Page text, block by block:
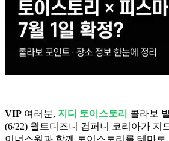
VIP 여러분, 지디 토이스토리 콜라보
(6/22) 월트디즈니 컴퍼니 코리아가 지
이너스원과 함께 토이스토리를 테마